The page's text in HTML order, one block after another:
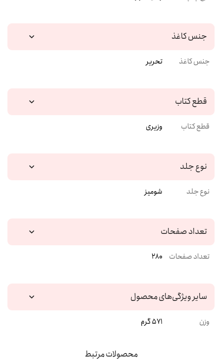
جنس کاغذ
جنس کاغذ تحریر
قطع کتاب
قطع کتاب وزیری
نوع جلد
نوع جلد شومیز
تعداد صفحات
تعداد صفحات 280
سایر ویژگی‌های محصول
وزن 571 گرم
محصولات مرتبط